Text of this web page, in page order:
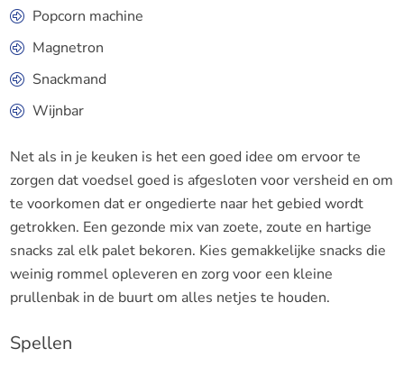
Popcorn machine
Magnetron
Snackmand
Wijnbar
Net als in je keuken is het een goed idee om ervoor te
zorgen dat voedsel goed is afgesloten voor versheid en om
te voorkomen dat er ongedierte naar het gebied wordt
getrokken. Een gezonde mix van zoete, zoute en hartige
snacks zal elk palet bekoren. Kies gemakkelijke snacks die
weinig rommel opleveren en zorg voor een kleine
prullenbak in de buurt om alles netjes te houden.
Spellen